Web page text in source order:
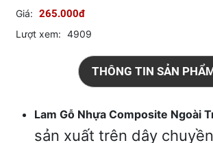
Giá: 265.000đ
Lượt xem: 4909
THÔNG TIN SẢN
Lam Gỗ Nhựa Composite Ngoài
sản xuất trên dây